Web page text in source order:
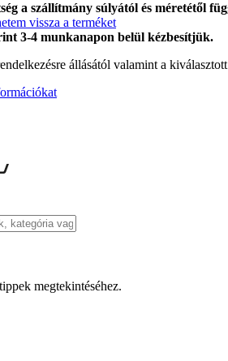
a szállítmány súlyától és méretétől
vissza a terméket
3-4 munkanapon belül kézbesítjük.
állásától valamint a
megtekintéséhez.